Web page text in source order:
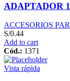
ADAPTADOR
ACCESORIOS
S/0.44
Add to cart
Cód.: 1371
Vista rápida